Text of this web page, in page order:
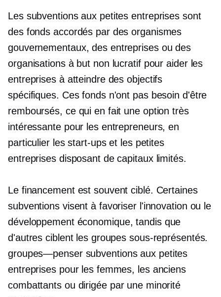
Les subventions aux petites entreprises sont
des fonds accordés par des organismes
gouvernementaux, des entreprises ou des
organisations à but non lucratif pour aider les
entreprises à atteindre des objectifs
spécifiques. Ces fonds n'ont pas besoin d'être
remboursés, ce qui en fait une option très
intéressante pour les entrepreneurs, en
particulier les start-ups et les petites
entreprises disposant de capitaux limités.
Le financement est souvent ciblé. Certaines
subventions visent à favoriser l'innovation ou le
développement économique, tandis que
d'autres ciblent les groupes sous-représentés.
groupes—pensersubventions aux petites
entreprises pour les femmes, les anciens
combattants ou dirigée par une minorité